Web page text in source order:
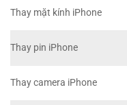
Thay mặt kính iPhone
Thay pin iPhone
Thay camera iPhone